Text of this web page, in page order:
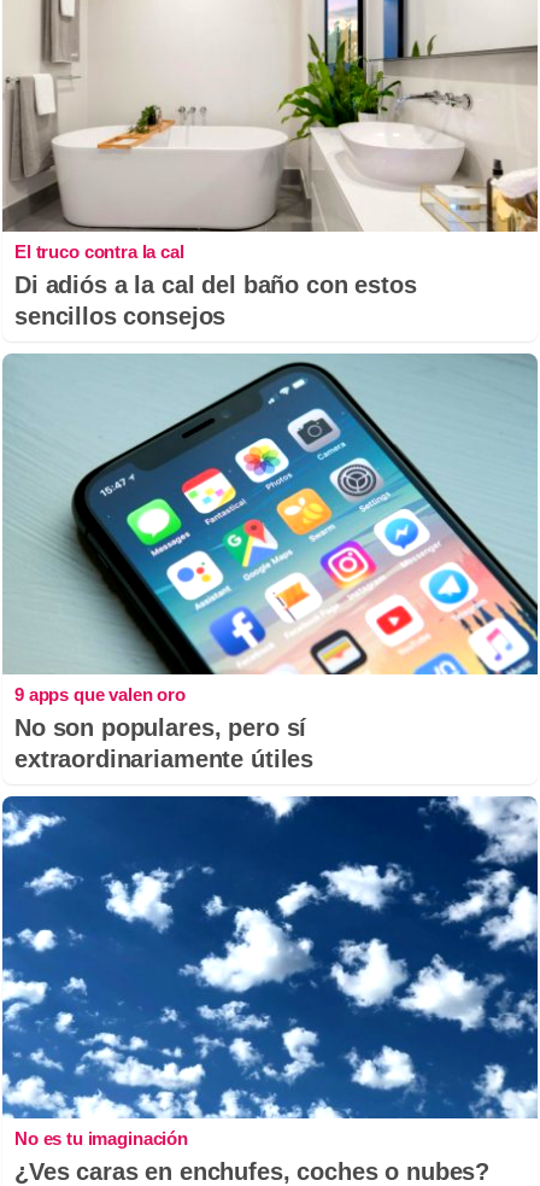
El truco contra la cal
Di adiós a la cal del baño con estos
sencillos consejos
9 apps que valen oro
No son populares, pero sí
extraordinariamente útiles
No es tu imaginación
¿Ves caras en enchufes, coches o nubes?